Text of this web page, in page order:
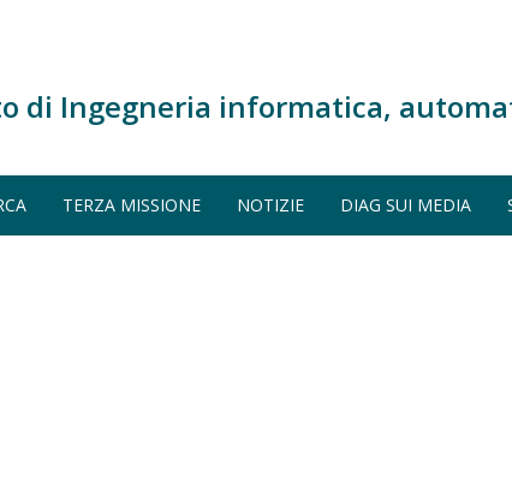
di Ingegneria informatica,
TERZA MISSIONE NOTIZIE DIAG SUI MEDIA